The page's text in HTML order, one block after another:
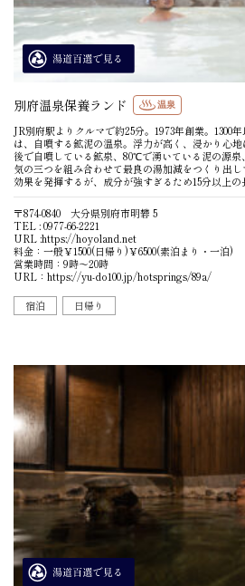
別府温泉保養ランド 温泉
JR別府駅よりクルマで約25分。1973年創業。1300
は、自噴する鉱泥の温泉。浮力が高く、浸かり心
後で自噴している鉱泉、80℃で湧いている泥の源
気の三つを組み合わせて最良の湯加減をつくり出
効果を発揮するが、成分が強すぎるため15分以上の
〒874-0840 大分県別府市明礬 5
TEL : 0977-66-2221
URL :https://hoyoland.net
料金：一般￥1500(日帰り)￥6500(素泊まり・一泊)
営業時間：9時〜20時
URL： https://yu-do100.jp/hotsprings/89a/
宿泊
日帰り